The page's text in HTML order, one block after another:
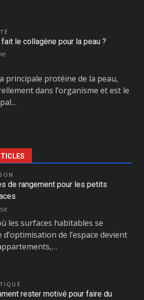
fait le collagène pour la peau ?
principale protéine de la peau,
dans l’organisme et est le
de rangement pour les petits
les surfaces habitables se
de l’espace devient
rester motivé pour faire du